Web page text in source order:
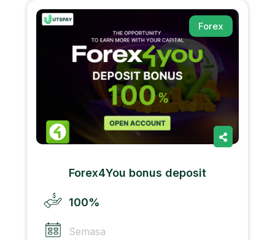
Forex
Forex4You bonus deposit
100%
Semasa